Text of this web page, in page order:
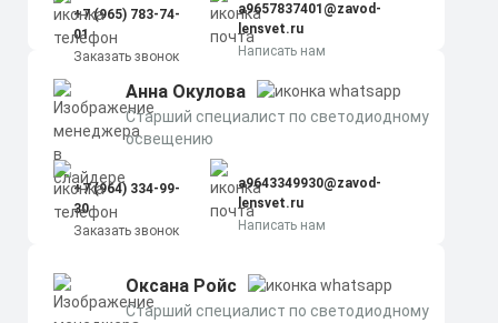
+7 (965) 783-74-
01
Заказать звонок
a9657837401@zavod-
lensvet.ru
Написать нам
Анна Окулова
Старший специалист по светодиодному
освещению
+7 (964) 334-99-
30
Заказать звонок
a9643349930@zavod-
lensvet.ru
Написать нам
Оксана Ройс
Старший специалист по светодиодному